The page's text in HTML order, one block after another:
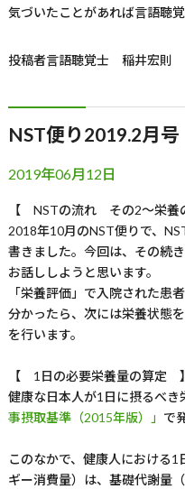
気づいたことがあれば言語聴
投稿者言語聴覚士 稲井宏則
NST便り2019.2月号
2019年06月12日
【 NSTの流れ その2〜栄養
2018年10月のNST便りで、
書きました。今回は、その続
お話ししようと思います。
「栄養評価」で入院された患
分かったら、次には栄養状態
を行います。
【 1日の必要栄養量の算定 】
健康な日本人が1日に摂るべ
事摂取基準（2015年版）」 で
このなかで、健康人における
ギー消費量）は、基礎代謝量